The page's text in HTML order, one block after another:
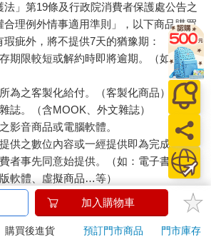
」第19條及行政院消費者保護處公告之
合理例外情事適用準則」，以下商品購買
疵外，將不提供7天的猶豫期：
期限較短或解約時即將逾期。（如：生
為之客製化給付。（客製化商品）
誌。（含MOOK、外文雜誌）
影音商品或電腦軟體。
供之數位內容或一經提供即為完成之線
者事先同意始提供。（如：電子書、電
軟體、虛擬商品…等）
衛生用品。（如：內衣褲、刮鬍刀、除毛
，均享有到貨7天的猶豫期（含例假
加入購物車
購買後進貨 預訂門市商品
門市庫存